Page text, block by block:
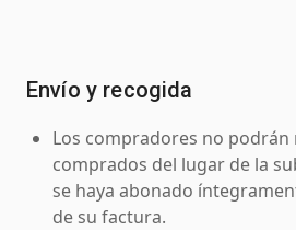
Envío y recogida
Los compradores no
comprados del lugar de la
se haya abonado
de su factura.